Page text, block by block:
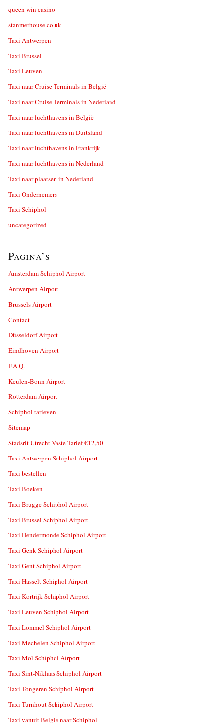
queen win casino
stanmerhouse.co.uk
Taxi Antwerpen
Taxi Brussel
Taxi Leuven
Taxi naar Cruise Terminals in België
Taxi naar Cruise Terminals in Nederland
Taxi naar luchthavens in België
Taxi naar luchthavens in Duitsland
Taxi naar luchthavens in Frankrijk
Taxi naar luchthavens in Nederland
Taxi naar plaatsen in Nederland
Taxi Ondernemers
Taxi Schiphol
uncategorized
Pagina’s
Amsterdam Schiphol Airport
Antwerpen Airport
Brussels Airport
Contact
Düsseldorf Airport
Eindhoven Airport
F.A.Q.
Keulen-Bonn Airport
Rotterdam Airport
Schiphol tarieven
Sitemap
Stadsrit Utrecht Vaste Tarief €12,50
Taxi Antwerpen Schiphol Airport
Taxi bestellen
Taxi Boeken
Taxi Brugge Schiphol Airport
Taxi Brussel Schiphol Airport
Taxi Dendermonde Schiphol Airport
Taxi Genk Schiphol Airport
Taxi Gent Schiphol Airport
Taxi Hasselt Schiphol Airport
Taxi Kortrijk Schiphol Airport
Taxi Leuven Schiphol Airport
Taxi Lommel Schiphol Airport
Taxi Mechelen Schiphol Airport
Taxi Mol Schiphol Airport
Taxi Sint-Niklaas Schiphol Airport
Taxi Tongeren Schiphol Airport
Taxi Turnhout Schiphol Airport
Taxi vanuit Belgie naar Schiphol